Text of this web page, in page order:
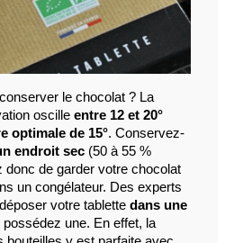
le chocolat ? La
oscille entre 12 et 20°
optimale de 15°. Conservez-
endroit sec (50 à 55 %
donc de garder votre chocolat
un congélateur. Des experts
votre tablette dans une
une. En effet, la